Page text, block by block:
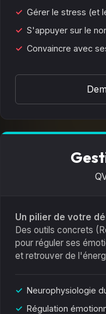
Gérer le stress (et
S'appuyer sur le
Convaincre avec
Un pilier de votre
Des outils concrets
pour réguler ses
et retrouver de
Neurophysiologie
Régulation